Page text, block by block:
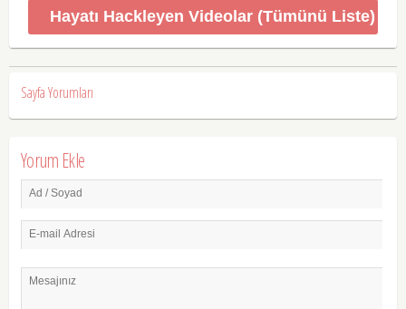
Hayatı Hackleyen Videolar (Tümünü Liste)
Sayfa Yorumları
Yorum Ekle
Ad / Soyad
E-mail Adresi
Mesajınız